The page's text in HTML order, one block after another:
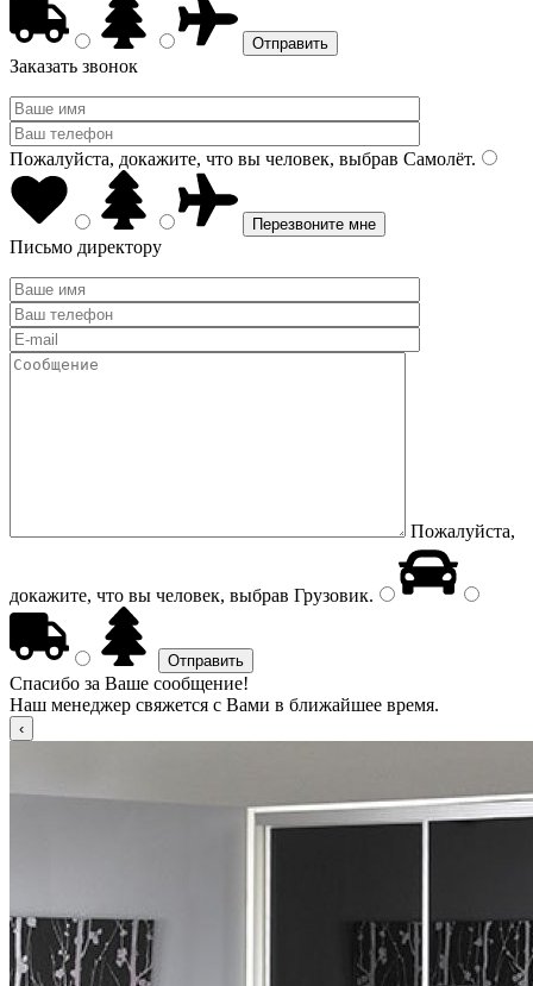
Заказать звонок
Пожалуйста, докажите, что вы человек, выбрав Самолёт.
Письмо директору
Пожалуйста,
докажите, что вы человек, выбрав Грузовик.
Спасибо за Ваше сообщение!
Наш менеджер свяжется с Вами в ближайшее время.